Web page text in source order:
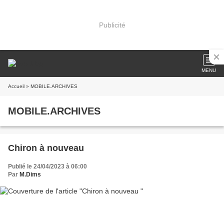
Publicité
MENU
Accueil » MOBILE.ARCHIVES
MOBILE.ARCHIVES
Chiron à nouveau
Publié le 24/04/2023 à 06:00
Par M.Dims